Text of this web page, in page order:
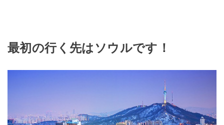
最初の行く先はソウルです！